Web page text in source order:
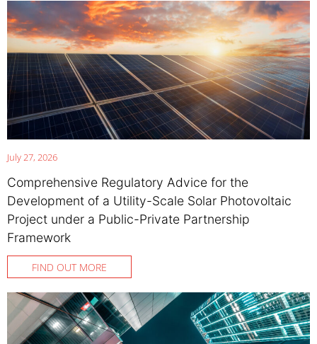
July 27, 2026
Comprehensive Regulatory Advice for the
Development of a Utility-Scale Solar Photovoltaic
Project under a Public-Private Partnership
Framework
FIND OUT MORE